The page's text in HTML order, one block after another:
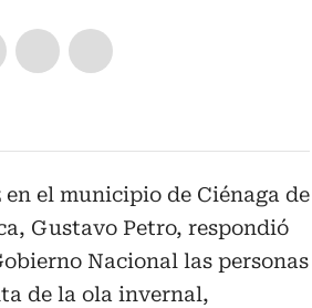
el municipio de Ciénaga de
Gustavo Petro, respondió
Nacional las personas
de la ola invernal,